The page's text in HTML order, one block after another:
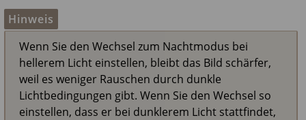
Hinweis
Wenn Sie den Wechsel zum Nachtmodus bei
hellerem Licht einstellen, bleibt das Bild schärfer,
weil es weniger Rauschen durch dunkle
Lichtbedingungen gibt. Wenn Sie den Wechsel so
einstellen, dass er bei dunklerem Licht stattfindet,